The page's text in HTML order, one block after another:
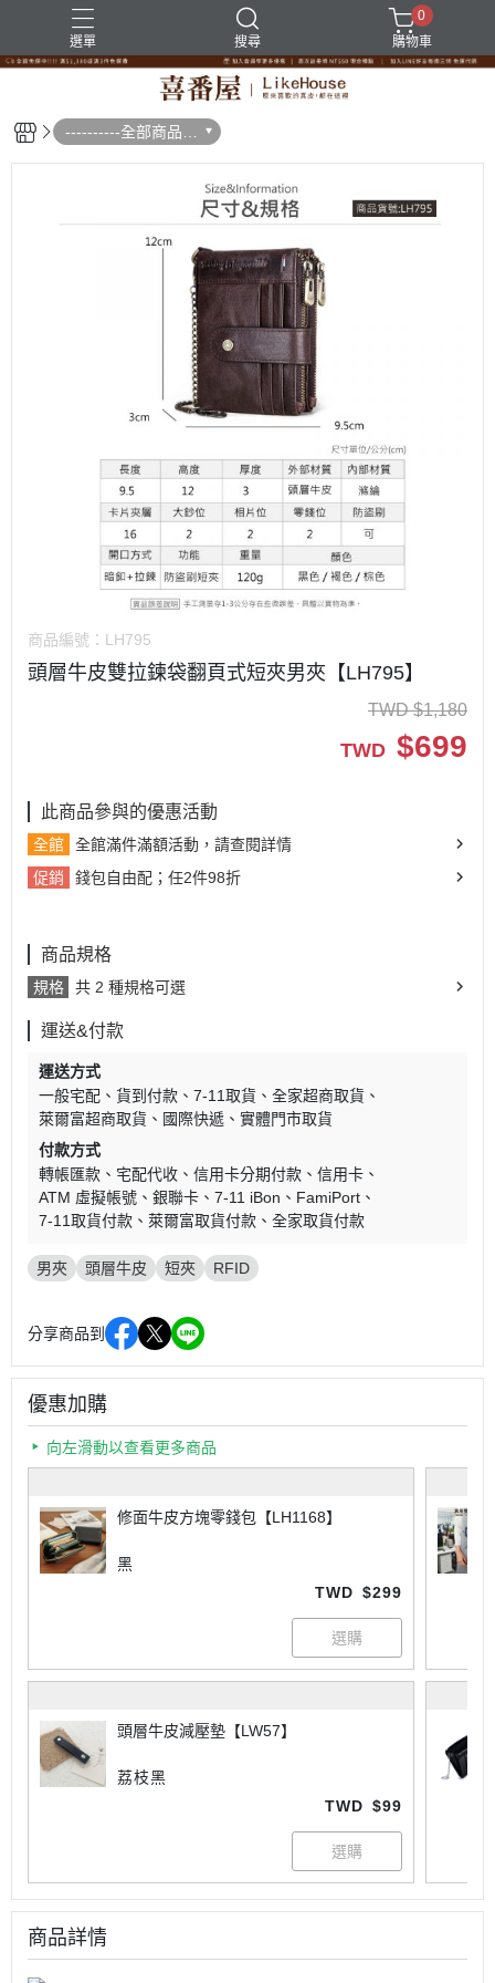
選單 搜尋
0
購物車
----------全部商品--
--------
商品編號： LH795
頭層牛皮雙拉鍊袋翻頁式短夾男夾【LH795】
TWD $1,180
TWD $699
此商品參與的優惠活動
全館
全館滿件滿額活動，請查閱詳情
促銷
錢包自由配；任2件98折
商品規格
規格 共 2 種規格可選
運送&付款
運送方式
一般宅配
貨到付款 7-11取貨
全家超商取貨
萊爾富超商取貨
國際快遞
實體門市取貨
付款方式
轉帳匯款
宅配代收 信用卡分期付款
信用卡
ATM 虛擬帳號
銀聯卡 7-11 iBon
FamiPort
7-11取貨付款
萊爾富取貨付款 全家取貨付款
男夾 頭層牛皮 短夾 RFID
分享商品到
優惠加購
向左滑動以查看更多商品
修面牛皮方塊零錢包【LH1168】
黑
TWD $299
頭層牛皮減壓墊【LW57】
荔枝黑
TWD $99
商品詳情